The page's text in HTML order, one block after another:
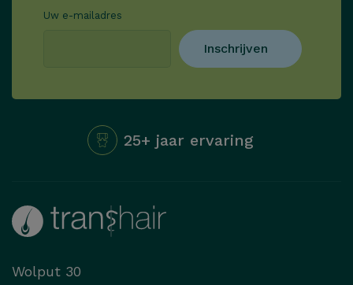
Uw e-mailadres
Inschrijven
25+ jaar ervaring
Wolput 30